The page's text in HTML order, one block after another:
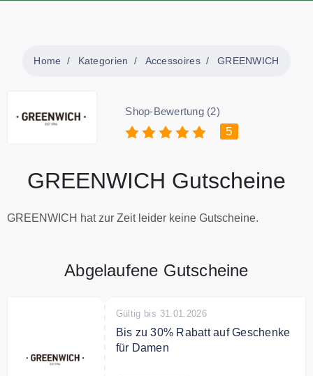
Home Kategorien Accessoires GREENWICH
Shop-Bewertung (2)
5
GREENWICH Gutscheine
GREENWICH hat zur Zeit leider keine Gutscheine.
Abgelaufene Gutscheine
Gültig bis 31.01.2026
Bis zu 30% Rabatt auf Geschenke
für Damen